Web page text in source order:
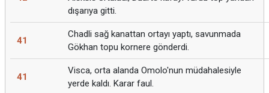
dışarıya gitti.
41
Chadli sağ kanattan ortayı yaptı, savunmada
Gökhan topu kornere gönderdi.
41
Visca, orta alanda Omolo'nun müdahalesiyle
yerde kaldı. Karar faul.